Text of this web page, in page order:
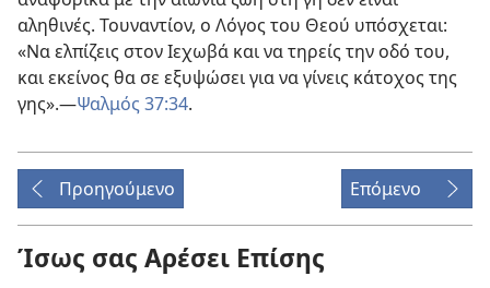
αληθινές. Τουναντίον, ο Λόγος του Θεού υπόσχεται:
«Να ελπίζεις στον Ιεχωβά και να τηρείς την οδό του,
και εκείνος θα σε εξυψώσει για να γίνεις κάτοχος της
γης».—Ψαλμός 37:34.
Προηγούμενο Επόμενο
Ίσως σας Αρέσει Επίσης